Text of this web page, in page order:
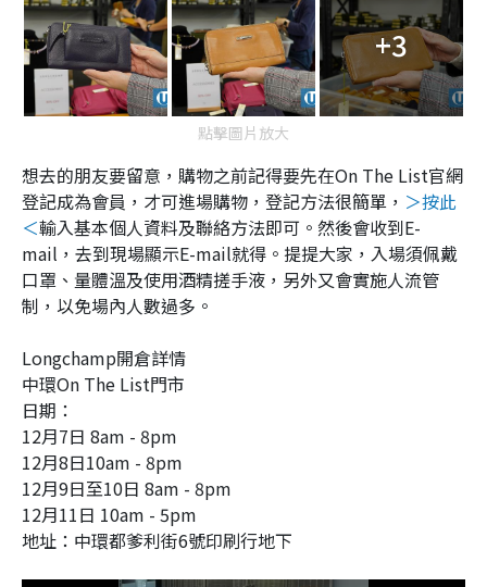
+3
點擊圖片放大
想去的朋友要留意，購物之前記得要先在On The List官網
登記成為會員，才可進場購物，登記方法很簡單， ＞按此
＜輸入基本個人資料及聯絡方法即可。然後會收到E-
mail，去到現場顯示E-mail就得。提提大家，入場須佩戴
口罩、量體溫及使用酒精搓手液，另外又會實施人流管
制，以免場內人數過多。
Longchamp開倉詳情
中環On The List門市
日期：
12月7日 8am - 8pm
12月8日10am - 8pm
12月9日至10日 8am - 8pm
12月11日 10am - 5pm
地址：中環都爹利街6號印刷行地下